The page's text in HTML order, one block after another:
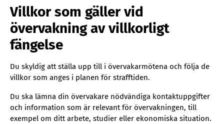
Villkor som gäller vid
övervakning av villkorligt
fängelse
Du skyldig att ställa upp till i övervakarmötena och följa de
villkor som anges i planen för strafftiden.
Du ska lämna din övervakare nödvändiga kontaktuppgifter
och information som är relevant för övervakningen, till
exempel om ditt arbete, studier eller ekonomiska situation.